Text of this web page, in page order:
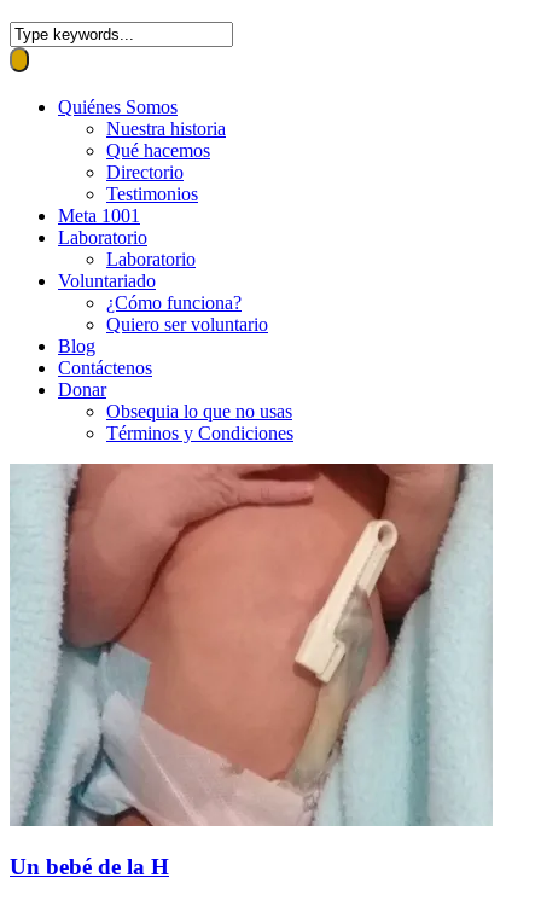
Quiénes Somos
Nuestra historia
Qué hacemos
Directorio
Testimonios
Meta 1001
Laboratorio
Laboratorio
Voluntariado
¿Cómo funciona?
Quiero ser voluntario
Blog
Contáctenos
Donar
Obsequia lo que no usas
Términos y Condiciones
Un bebé de la H